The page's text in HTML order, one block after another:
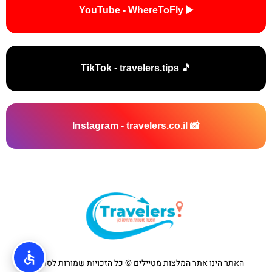
▶️ YouTube - WhereToFly
🎵 TikTok - travelers.tips
📸 Instagram - travelers.co.il
האתר הינו אתר המלצות מטיילים © כל הזכויות שמורות לסוכנות